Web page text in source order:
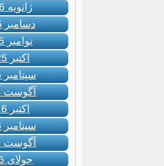
ژانویه 2026
دسامبر 2025
نوامبر 2025
اکتبر 2025
سپتامبر 2025
آگوست 2025
اکتبر 2016
سپتامبر 2016
آگوست 2016
جولای 2016